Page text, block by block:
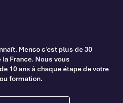
Menco c'est plus de 30
France. Nous vous
10 ans à chaque étape de votre
formation.